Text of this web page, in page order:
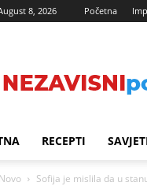
8, 2026 Početna
RECEPTI
Novo Sofija je mislila da u